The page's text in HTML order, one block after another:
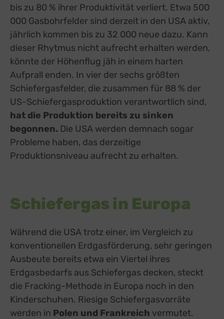
bis zu 80 % ihrer Produktivität verliert. Etwa 500
000 Gasbohrfelder sind derzeit in den USA aktiv,
jährlich kommen bis zu 32 000 neue dazu. Kann
dieser Rhytmus nicht aufrecht erhalten werden,
könnte der Höhenflug jäh in einem harten
Aufprall enden. In vier der sechs größten
Schiefergasfelder, die zusammen für 88 % der
US-Schiefergasproduktion verantwortlich sind,
hat die Produktion bereits zu sinken
begonnen. Die USA werden demnach sogar
Probleme haben, das derzeitige
Produktionsniveau aufrecht zu erhalten.
Schiefergas in Europa
Während die USA trotz einer, im Vergleich zu
konventionellen Erdgasförderung, sehr geringen
Ausbeute bereits etwa ein Viertel ihres
Erdgasbedarfs aus Schiefergas decken, steckt
die Fracking-Methode in Europa noch in den
Kinderschuhen. Riesige Schiefergasvorräte
werden in Polen und Frankreich vermutet.